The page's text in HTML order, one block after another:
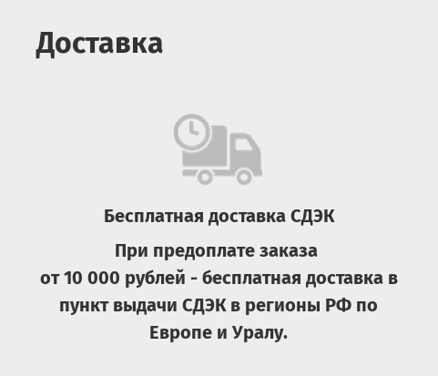
Доставка
Бесплатная доставка СДЭК
При предоплате заказа
от 10 000 рублей - бесплатная доставка в
пункт выдачи СДЭК в регионы РФ по
Европе и Уралу.